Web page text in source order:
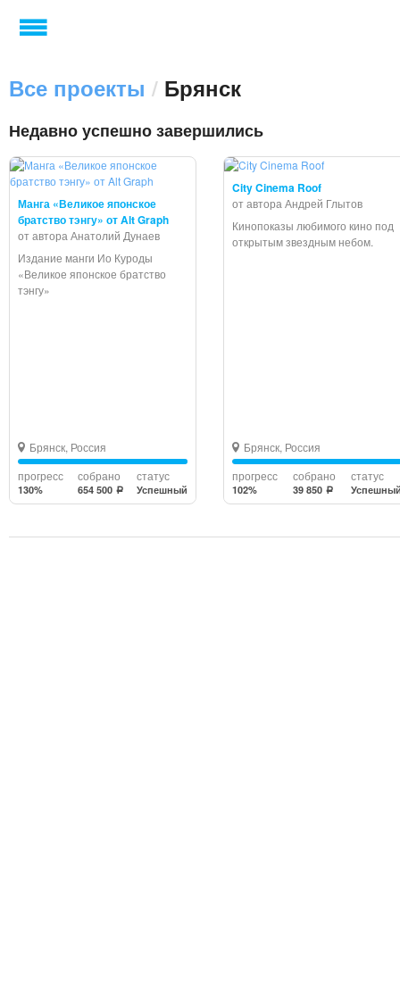
Все проекты / Брянск
Недавно успешно завершились
Манга «Великое японское
братство тэнгу» от Alt Graph
от автора Анатолий Дунаев
Издание манги Ио Куроды
«Великое японское братство
тэнгу»
Брянск, Россия
прогресс
130%
собрано
654 500 a
статус
Успешный
City Cinema Roof
от автора Андрей Глытов
Кинопоказы любимого кино под
открытым звездным небом.
Брянск, Россия
прогресс
102%
собрано
39 850 a
статус